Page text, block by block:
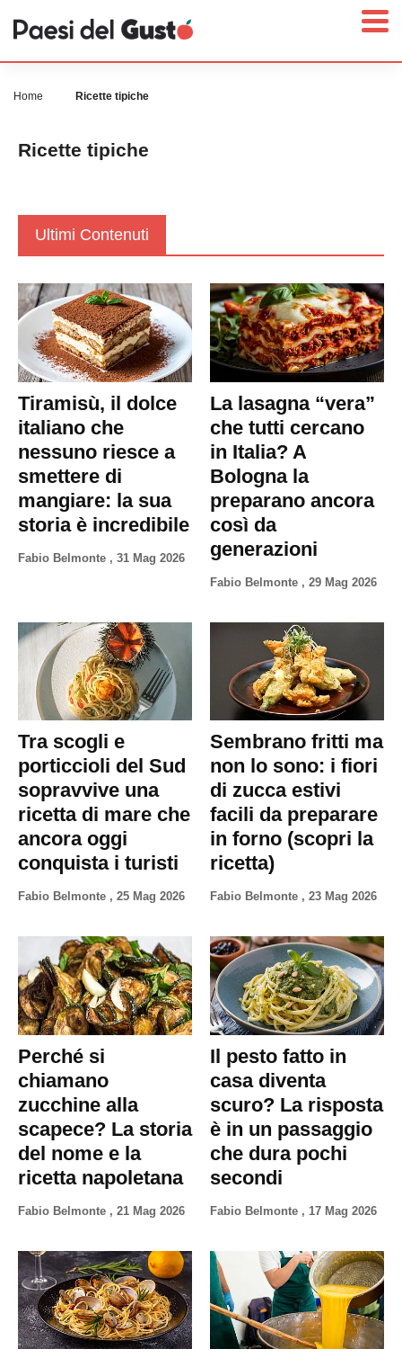
Home
Interviste
Territori
Answer
Newsletter
Privacy
Policy
Cookies
Policy
Cambia
Home Ricette tipiche
Ricette tipiche
Ultimi Contenuti
Tiramisù, il dolce
italiano che
nessuno riesce a
smettere di
mangiare: la sua
storia è incredibile
Fabio Belmonte , 31 Mag 2026
La lasagna “vera”
che tutti cercano
in Italia? A
Bologna la
preparano ancora
così da
generazioni
Fabio Belmonte , 29 Mag 2026
Tra scogli e
porticcioli del Sud
sopravvive una
ricetta di mare che
ancora oggi
conquista i turisti
Fabio Belmonte , 25 Mag 2026
Sembrano fritti ma
non lo sono: i fiori
di zucca estivi
facili da preparare
in forno (scopri la
ricetta)
Fabio Belmonte , 23 Mag 2026
Perché si
chiamano
zucchine alla
scapece? La storia
del nome e la
ricetta napoletana
Fabio Belmonte , 21 Mag 2026
Il pesto fatto in
casa diventa
scuro? La risposta
è in un passaggio
che dura pochi
secondi
Fabio Belmonte , 17 Mag 2026